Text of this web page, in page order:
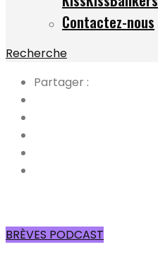
Contactez-nous
Recherche
Partager :
BRÈVES PODCAST